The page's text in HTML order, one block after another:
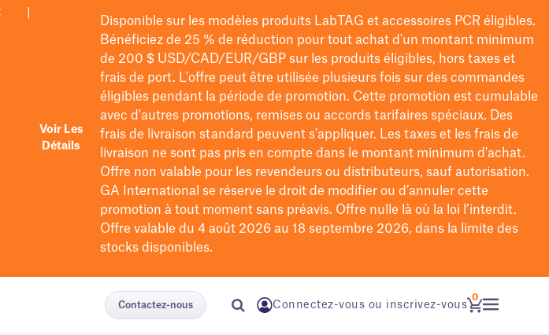
Voir Les
Détails
Disponible sur les modèles produits LabTAG et accessoires PCR éligibles.
Bénéficiez de 25 % de réduction pour tout achat d'un montant minimum
de 200 $USD/CAD/EUR/GBPsur les produits éligibles, hors taxes et
frais de port. L'offre peut être utilisée plusieurs fois sur des commandes
éligibles pendant la période de promotion. Cette promotion est cumulable
avec d'autres promotions, remises ou accords tarifaires spéciaux. Des
frais de livraison standard peuvent s'appliquer. Les taxes et les frais de
livraison ne sont pas pris en compte dans le montant minimum d'achat.
Offre non valable pour les revendeurs ou distributeurs, sauf autorisation.
GA International se réserve le droit de modifierou d’annuler cette
promotion à tout moment sans préavis. Offre nulle là où la loi l’interdit.
Offre valable du 4 août 2026 au 18 septembre 2026, dans la limite des
stocks disponibles.
Contactez-nous Connectez-vous ou inscrivez-vous
0